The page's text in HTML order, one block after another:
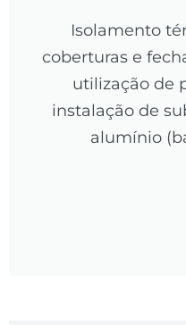
Isolamento
coberturas e
utilização de
instalação de
alumínio